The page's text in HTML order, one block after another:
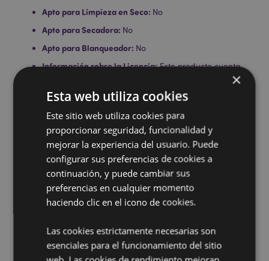
Apto para Limpieza en Seco: No
Apto para Secadora: No
Apto para Blanqueador: No
Información sobre la Licencia:Este producto cuenta
con licencia completa para las ubicaciones que se
muestran a continuación. Si se encuentra fuera de
estas áreas, no intente comprar este producto; de
hacerlo, el producto será eliminado de su pedido. Si
necesita más información, póngase en contacto con
nuestro equipo de atención al cliente.
Territorios con licencia:Islas Åland, Albania, Andorra,
Austria, Azerbaiyán, Azores (Portugal), Islas Baleares
(España), Bielorrusia, Bélgica, Bermudas, Bosnia y
Herzegovina, Bulgaria, Islas Canarias (España), Ceuta
y Melilla, Chile, Córcega (Francia), Croacia, Chipre,
Georgia, Alemania, Gibraltar, Grecia, Guadalupe,
Guernsey (Islas del Canal), Santa Sede (Estado de la
Ciudad del Vaticano), Hungría, Islandia, Irlanda, Isla
×
Esta web utiliza cookies
Este sitio web utiliza cookies para
proporcionar seguridad, funcionalidad y
mejorar la experiencia del usuario. Puede
configurar sus preferencias de cookies a
continuación, y puede cambiar sus
preferencias en cualquier momento
haciendo clic en el icono de cookies.
Las cookies estrictamente necesarias son
esenciales para el funcionamiento del sitio